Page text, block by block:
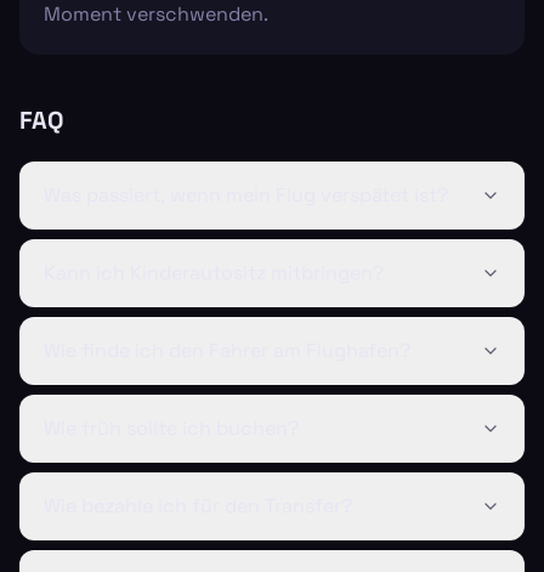
Moment verschwenden.
FAQ